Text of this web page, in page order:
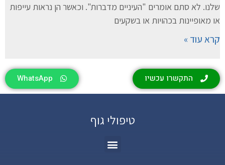
שלנו. לא סתם אומרים "העיניים מדברות". וכאשר הן נראות עייפות
או מאופיינות בכהויות או בשקעים
קרא עוד »
התקשרו עכשיו WhatsApp
טיפולי גוף